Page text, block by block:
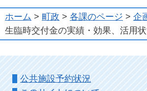
ホーム > 町政 > 各課のページ > 企
生臨時交付金の実績・効果、活用
公共施設予約状況